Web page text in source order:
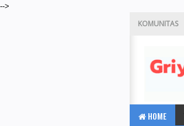
-->
KOMUNITAS
HOME